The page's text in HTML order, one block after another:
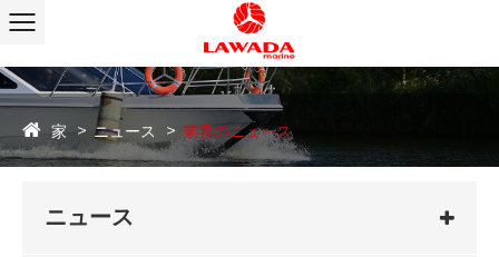
家 ニュース 業界のニュース
ニュース